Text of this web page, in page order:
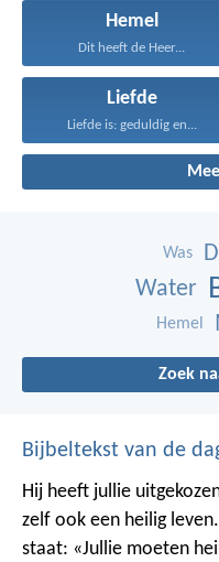
Hemel
Dit heeft de Heer...
Liefde
Liefde is: geduldig en...
Was
Water
Hemel
Zoek
Bijbeltekst van de
Hij heeft jullie
zelf ook een heilig
staat: «Jullie moeten